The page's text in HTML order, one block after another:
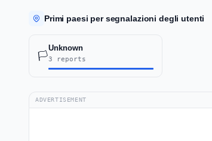
Primi paesi per segnalazioni degli utenti
🏳️
Unknown
3 reports
ADVERTISEMENT